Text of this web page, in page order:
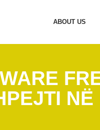
ABOUT US
NË